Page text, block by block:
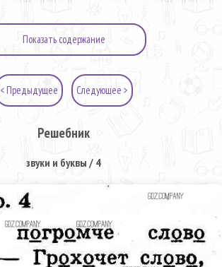
Показать содержание
< Предыдущее Следующее >
Решебник
звуки и буквы / 4